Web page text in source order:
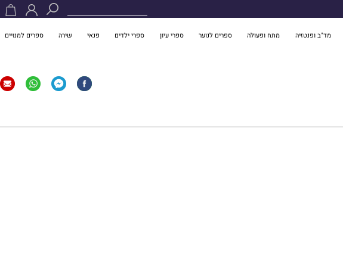
מד"ב ופנטזיה מתח ופעולה ספרים לנוער ספרי עיון ספרי ילדים פנאי שירה ספרים למנויים